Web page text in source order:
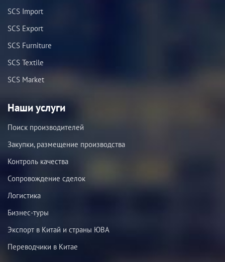
SCS Import
SCS Export
SCS Furniture
SCS Textile
SCS Market
Наши услуги
Поиск производителей
Закупки, размещение производства
Контроль качества
Сопровождение сделок
Логистика
Бизнес-туры
Экспорт в Китай и страны ЮВА
Переводчики в Китае